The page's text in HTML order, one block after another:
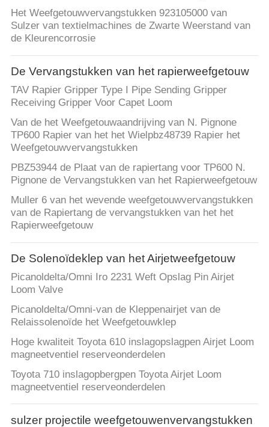
SITEMAP
PRIVACY
POLICY
Het Weefgetouwvervangstukken 923105000 van
Sulzer van textielmachines de Zwarte Weerstand van
de Kleurencorrosie
De Vervangstukken van het rapierweefgetouw
TAV Rapier Gripper Type I Pipe Sending Gripper
Receiving Gripper Voor Capet Loom
Van de het Weefgetouwaandrijving van N. Pignone
TP600 Rapier van het het Wielpbz48739 Rapier het
Weefgetouwvervangstukken
PBZ53944 de Plaat van de rapiertang voor TP600 N.
Pignone de Vervangstukken van het Rapierweefgetouw
Muller 6 van het wevende weefgetouwvervangstukken
van de Rapiertang de vervangstukken van het het
Rapierweefgetouw
De Solenoïdeklep van het Airjetweefgetouw
Picanoldelta/Omni Iro 2231 Weft Opslag Pin Airjet
Loom Valve
Picanoldelta/Omni-van de Kleppenairjet van de
Relaissolenoïde het Weefgetouwklep
Hoge kwaliteit Toyota 610 inslagopslagpen Airjet Loom
magneetventiel reserveonderdelen
Toyota 710 inslagopbergpen Toyota Airjet Loom
magneetventiel reserveonderdelen
sulzer projectile weefgetouwenvervangstukken